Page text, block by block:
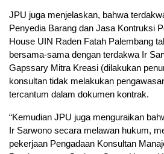
JPU juga menjelaskan, bahwa
Penyedia Barang dan Jasa Kontruksi
House UIN Raden Fatah Palembang
bersama-sama dengan terdakwa Ir
Gapssary Mitra Kreasi (dilakukan
konsultan tidak melakukan
tercantum dalam dokumen kontrak.
“Kemudian JPU juga menguraikan
Ir Sarwono secara melawan hukum,
pekerjaan Pengadaan Konsultan